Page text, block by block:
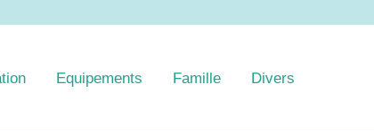
Equipements Famille Divers